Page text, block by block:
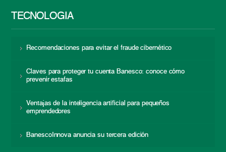
TECNOLOGÍA
Recomendaciones para evitar el fraude cibernético
Claves para proteger tu cuenta Banesco: conoce cómo
prevenir estafas
Ventajas de la inteligencia artificial para pequeños
emprendedores
BanescoInnova anuncia su tercera edición